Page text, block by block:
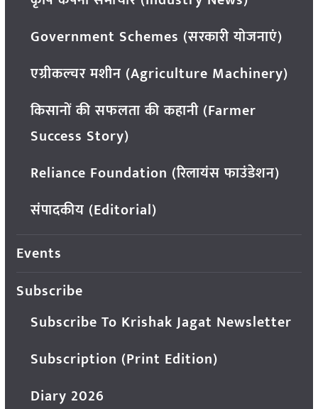
Government Schemes (सरकारी योजनाएं)
एग्रीकल्चर मशीन (Agriculture Machinery)
किसानों की सफलता की कहानी (Farmer
Success Story)
Reliance Foundation (रिलायंस फाउंडेशन)
संपादकीय (Editorial)
Events
Subscribe
Subscribe To Krishak Jagat Newsletter
Subscription (Print Edition)
Diary 2026